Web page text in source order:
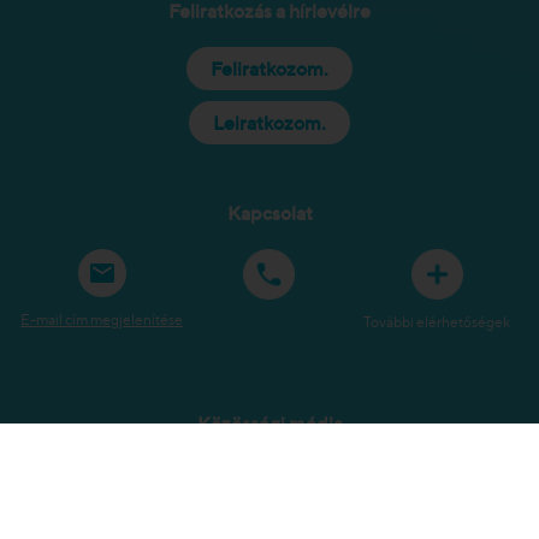
Feliratkozás a hírlevélre
Feliratkozom.
Leiratkozom.
Kapcsolat
E-mail cím megjelenítése További elérhetőségek
Közösségi média